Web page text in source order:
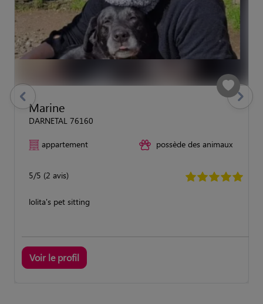
Marine
DARNETAL 76160
appartement possède des animaux
5/5 (2 avis)
lolita's pet sitting
Voir le profil
previous Suivant